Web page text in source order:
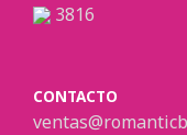
3816
CONTACTO